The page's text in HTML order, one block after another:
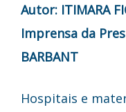
Autor: ITIMARA
Imprensa da
BARBANT
Hospitais e